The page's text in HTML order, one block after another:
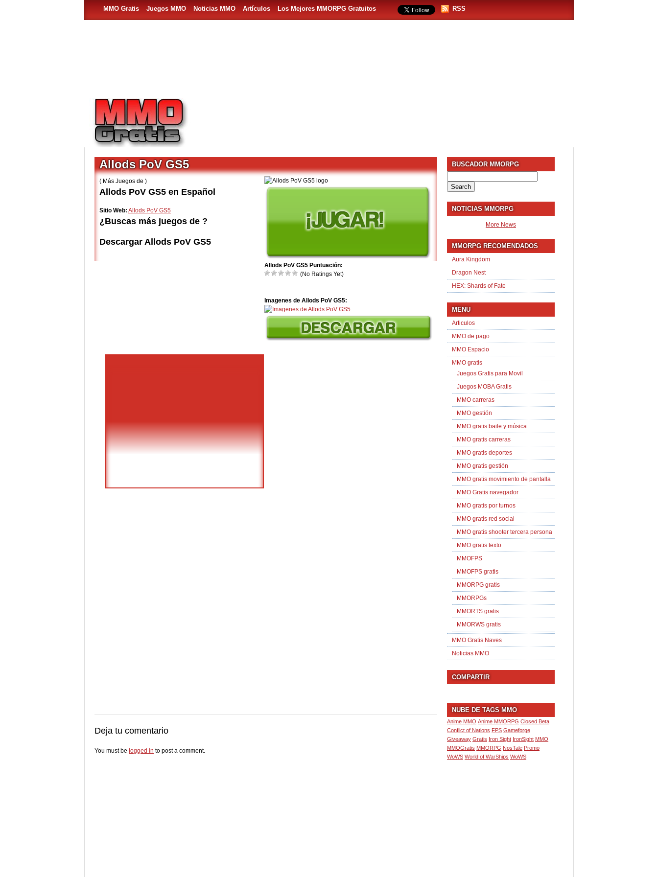
MMO Gratis Juegos MMO Noticias MMO Artículos Los Mejores MMORPG Gratuitos RSS
Allods PoV GS5 Puntuación:
(No Ratings Yet)
Imagenes de Allods PoV GS5:
Allods PoV GS5
( Más Juegos de )
Allods PoV GS5 en Español
Sitio Web: Allods PoV GS5
¿Buscas más juegos de ?
Descargar Allods PoV GS5
Deja tu comentario
You must be logged in to post a comment.
BUSCADOR MMORPG
for:
NOTICIAS MMORPG
More News
MMORPG RECOMENDADOS
Aura Kingdom
Dragon Nest
HEX: Shards of Fate
MENU
Articulos
MMO de pago
MMO Espacio
MMO gratis
Juegos Gratis para Movil
Juegos MOBA Gratis
MMO carreras
MMO gestión
MMO gratis baile y música
MMO gratis carreras
MMO gratis deportes
MMO gratis gestión
MMO gratis movimiento de pantalla
MMO Gratis navegador
MMO gratis por turnos
MMO gratis red social
MMO gratis shooter tercera persona
MMO gratis texto
MMOFPS
MMOFPS gratis
MMORPG gratis
MMORPGs
MMORTS gratis
MMORWS gratis
MMO Gratis Naves
Noticias MMO
COMPARTIR
NUBE DE TAGS MMO
Anime MMO Anime MMORPG Closed Beta
Conflict of Nations FPS Gameforge
Giveaway Gratis Iron Sight IronSight MMO
MMOGratis MMORPG NosTale Promo
WoWS World of WarShips WoWS